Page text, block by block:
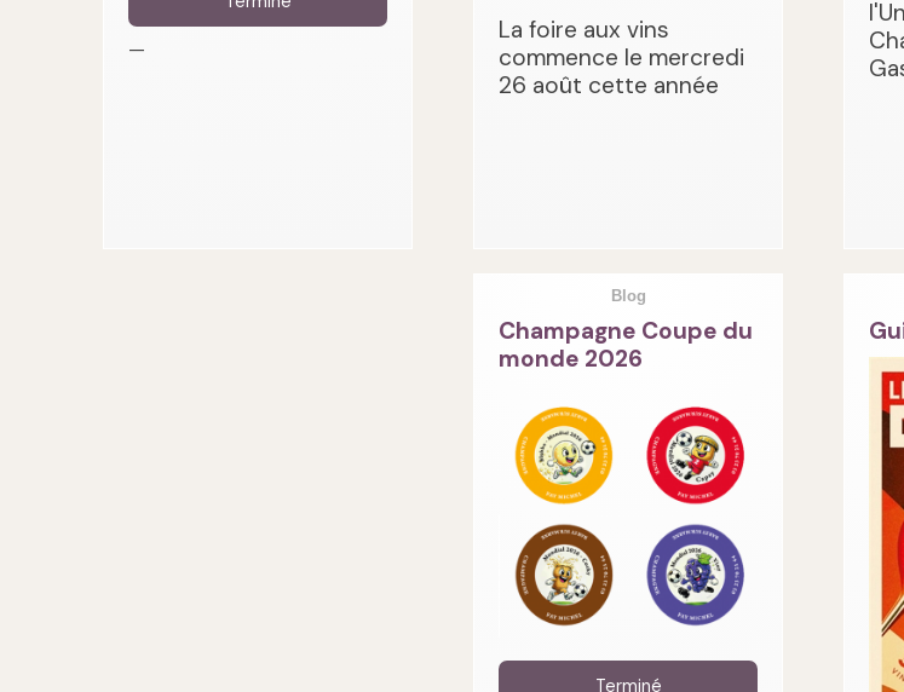
—
La foire aux vins
commence le mercredi
26 août cette année
Blog
Champagne Coupe du
monde 2026
Terminé